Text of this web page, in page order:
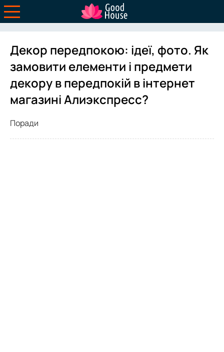
Декор передпокою: ідеї, фото. Як
замовити елементи і предмети
декору в передпокій в інтернет
магазині Алиэкспресс?
Поради